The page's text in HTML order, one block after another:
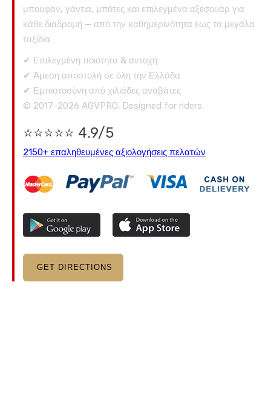
μπουφάν, γάντια, μπότες και επιλεγμένα αξεσουάρ για
κάθε διαδρομή — από την καθημερινότητα έως τα μεγάλα
ταξίδια.
✔ Επιλεγμένη ποιότητα & αντοχή
✔ Άμεση αποστολή σε όλη την Ελλάδα
✔ Εμπιστοσύνη από χιλιάδες αναβάτες
© 2017–2026 AGVPRO. Designed for riders.
⭐⭐⭐⭐⭐ 4.9/5
2150+ επαληθευμένες αξιολογήσεις πελατών
GET DIRECTIONS